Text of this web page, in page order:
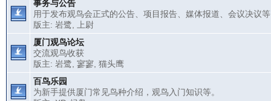
事务与公告
用于发布观鸟会正式的公告、项目报告、媒体报道、会议决议
版主: 岩鹭
上尉
厦门观鸟论坛
交流观鸟收获
版主: 岩鹭 寥寥, 猫头鹰
百鸟乐园
为新手提供厦门常见鸟种介绍，观鸟入门知识等。